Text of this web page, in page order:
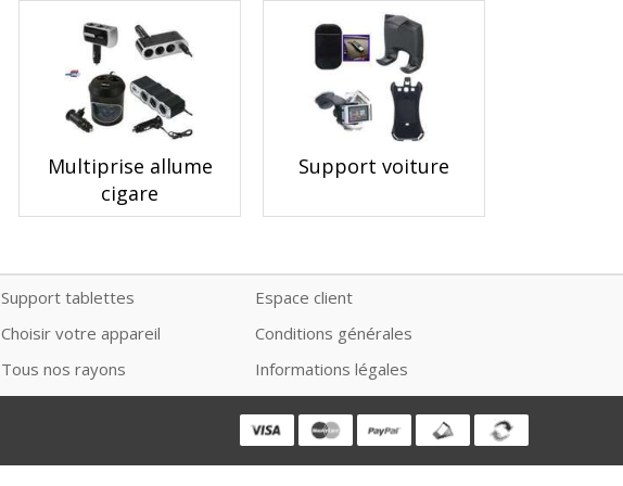
Multiprise allume
cigare
Support voiture
Support tablettes
Choisir votre appareil
Tous nos rayons
Espace client
Conditions générales
Informations légales